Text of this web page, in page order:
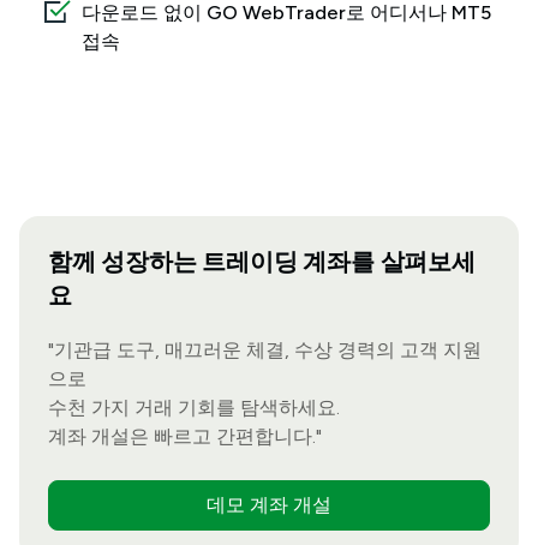
다운로드 없이 GO WebTrader로 어디서나 MT5
접속
함께 성장하는 트레이딩 계좌를 살펴보세
요
"기관급 도구, 매끄러운 체결, 수상 경력의 고객 지원
으로
수천 가지 거래 기회를 탐색하세요.
계좌 개설은 빠르고 간편합니다."
데모 계좌 개설